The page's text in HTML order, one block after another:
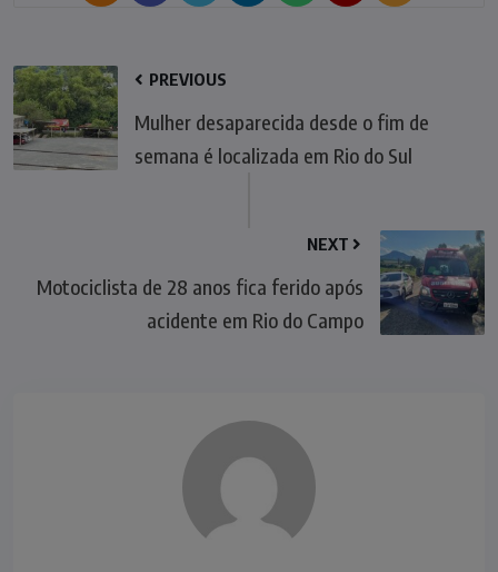
PREVIOUS
Mulher desaparecida desde o fim de
semana é localizada em Rio do Sul
NEXT
Motociclista de 28 anos fica ferido após
acidente em Rio do Campo